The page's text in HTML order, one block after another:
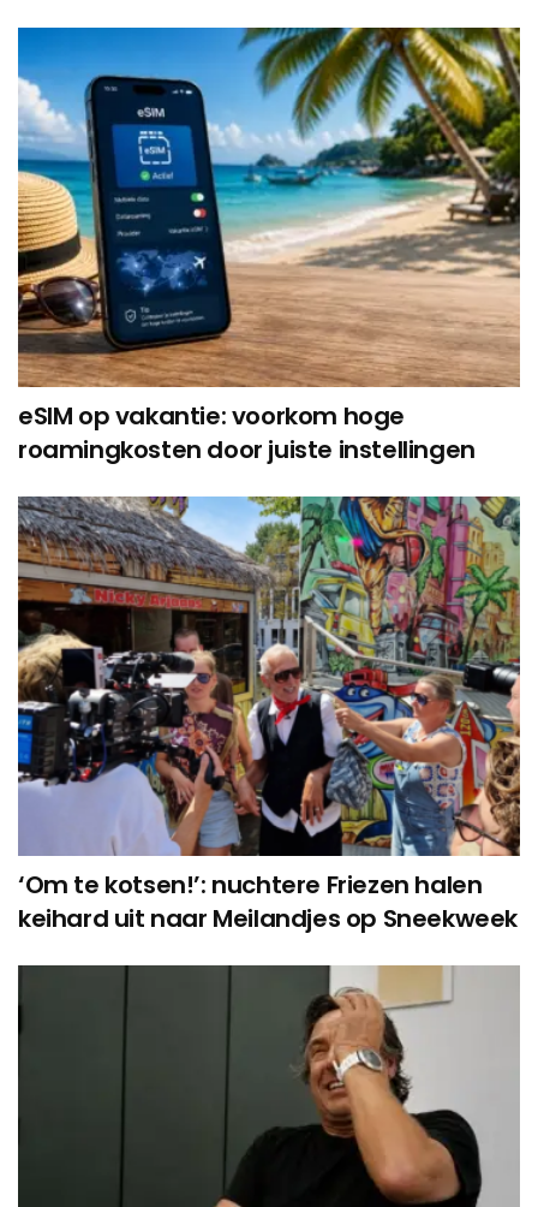
eSIM op vakantie: voorkom hoge
roamingkosten door juiste instellingen
‘Om te kotsen!’: nuchtere Friezen halen
keihard uit naar Meilandjes op Sneekweek